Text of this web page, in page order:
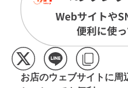
お店のウェブサイトに周